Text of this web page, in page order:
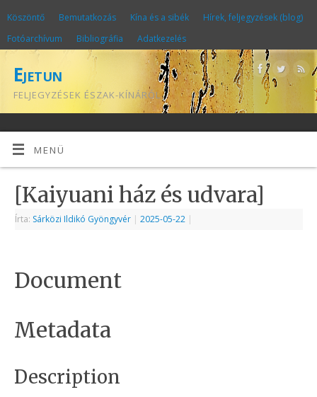
Köszöntő Bemutatkozás Kína és a sibék
Hírek, feljegyzések (blog)
Fotóarchívum
Bibliográfia Adatkezelés
Ejetun
FELJEGYZÉSEK ÉSZAK-KÍNÁRÓL
MENÜ
[Kaiyuani ház és udvara]
Írta: Sárközi Ildikó Gyöngyvér | 2025-05-22 |
Document
Metadata
Description